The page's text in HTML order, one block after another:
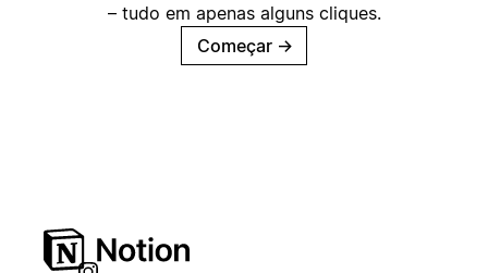
– tudo em apenas alguns cliques.
Começar →